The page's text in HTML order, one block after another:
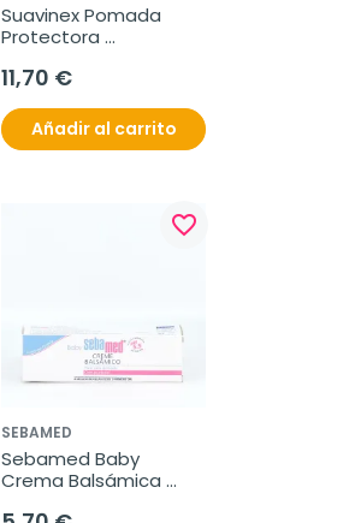
Suavinex Pomada
Protectora
Calmante para
11,70 €
Añadir al carrito
favorite_border
SEBAMED
Sebamed Baby
Crema Balsámica